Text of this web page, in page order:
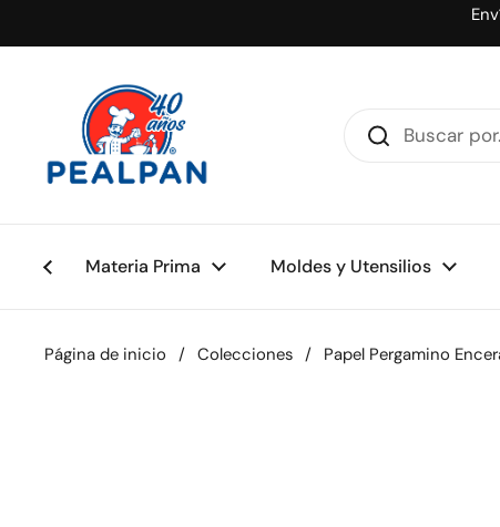
Materia Prima Moldes y Utensilios
Página de inicio / Colecciones / Papel Pergamino